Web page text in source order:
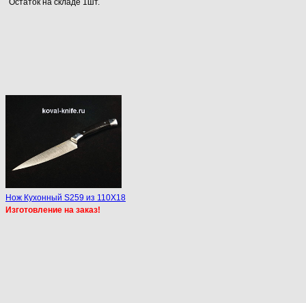
Остаток на складе 1шт.
Нож Кухонный S259 из 110Х18
Изготовление на заказ!